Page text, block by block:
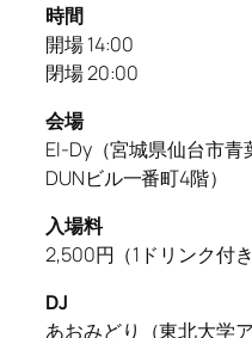
時間
開場 14:00
閉場 20:00
会場
El-Dy（宮城県仙台市青
DUNビル一番町4階）
入場料
2,500円（1ドリンク付き
DJ
あおみどり（東北大学